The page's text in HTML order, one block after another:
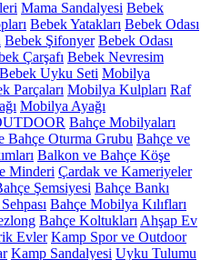
Mama Sandalyesi Bebek
Bebek Yatakları Bebek Odası
Bebek Şifonyer Bebek Odası
Çarşafı Bebek Nevresim
Bebek Uyku Seti Mobilya
Parçaları Mobilya Kulpları Raf
Mobilya Ayağı
Bahçe Mobilyaları
Bahçe Oturma Grubu Bahçe ve
Balkon ve Bahçe Köşe
Minderi Çardak ve Kameriyeler
Şemsiyesi Bahçe Bankı
Bahçe Mobilya Kılıfları
Bahçe Koltukları Ahşap Ev
Evler Kamp Spor ve Outdoor
Kamp Sandalyesi Uyku Tulumu